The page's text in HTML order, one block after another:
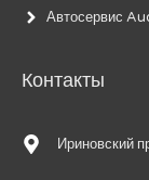
Автосервис
Контакты
Ириновский